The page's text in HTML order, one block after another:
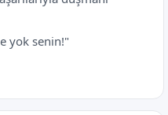
yok senin!"